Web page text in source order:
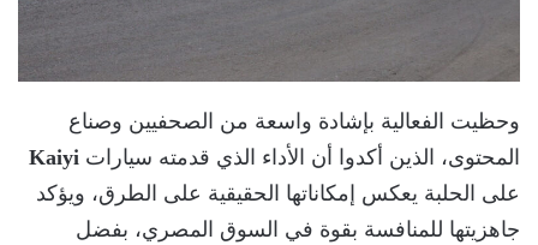
وحظيت الفعالية بإشادة واسعة من الصحفيين وصناع
المحتوى، الذين أكدوا أن الأداء الذي قدمته سيارات Kaiyi
على الحلبة يعكس إمكاناتها الحقيقية على الطرق، ويؤكد
جاهزيتها للمنافسة بقوة في السوق المصري، بفضل